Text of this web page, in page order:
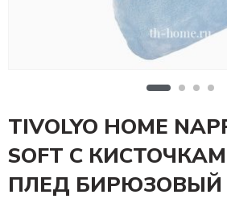
TIVOLYO HOME
SOFT С
ПЛЕД БИРЮЗОВЫЙ
6,224₽